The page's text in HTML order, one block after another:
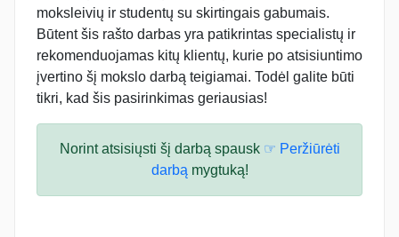
moksleivių ir studentų su skirtingais gabumais.
Būtent šis rašto darbas yra patikrintas specialistų ir
rekomenduojamas kitų klientų, kurie po atsisiuntimo
įvertino šį mokslo darbą teigiamai. Todėl galite būti
tikri, kad šis pasirinkimas geriausias!
Norint atsisiųsti šį darbą spausk ☞ Peržiūrėti
darbą mygtuką!